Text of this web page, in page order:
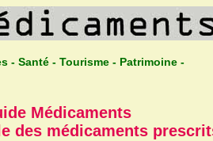
- Santé - Tourisme - Patrimoine -
Médicaments
des médicaments